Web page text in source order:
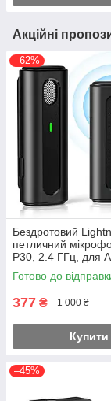
Акційні
–62%
Бездротовий
петличний
P30, 2.4 ГГц, для
iPhone, iPad, до 15
Готово до
377 ₴ 1 000 ₴
Купити
–45%